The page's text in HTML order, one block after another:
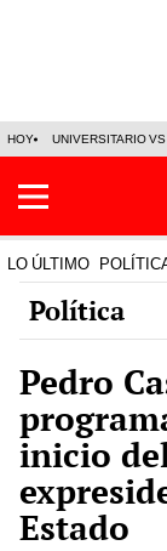
HOY UNIVERSITARIO
LO ÚLTIMO
Política
Pedro
inicio
Estado